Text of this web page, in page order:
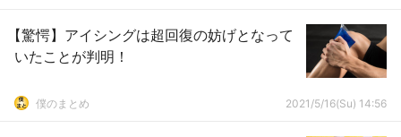
【驚愕】アイシングは超回復の妨げとなって
いたことが判明！
僕のまとめ 2021/5/16(Su) 14:56